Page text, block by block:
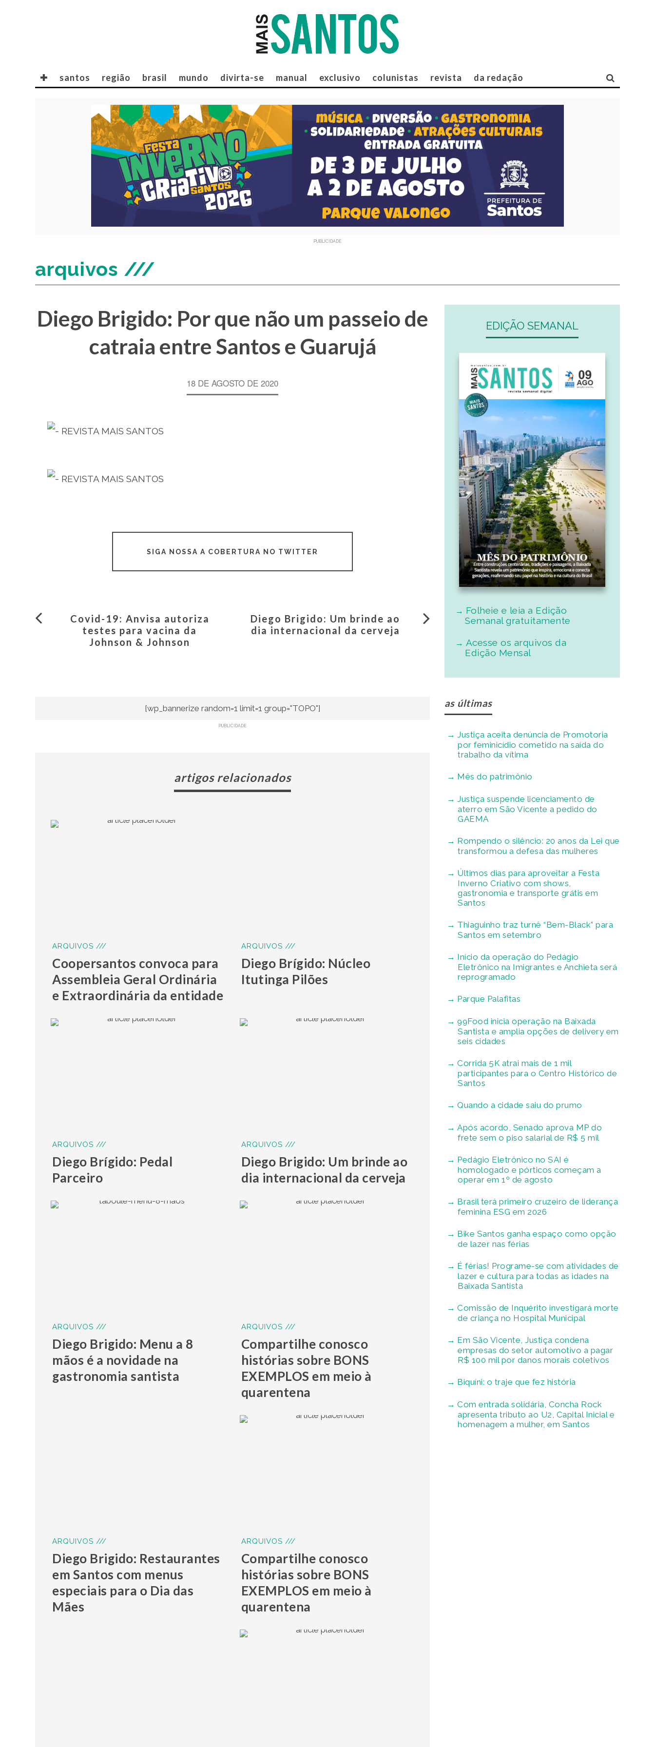
✚ santos região brasil mundo divirta-se manual exclusivo colunistas revista da redação
PUBLICIDADE
arquivos ///
Diego Brigido: Por que não um passeio de
catraia entre Santos e Guarujá
18 DE AGOSTO DE 2020
SIGA NOSSA A COBERTURA NO TWITTER
Covid-19: Anvisa autoriza
testes para vacina da
Johnson & Johnson
Diego Brigido: Um brinde ao
dia internacional da cerveja
[wp_bannerize random=1 limit=1 group="TOPO"]
PUBLICIDADE
artigos relacionados
ARQUIVOS ///
Coopersantos convoca para
Assembleia Geral Ordinária
e Extraordinária da entidade
ARQUIVOS ///
Diego Brígido: Núcleo
Itutinga Pilões
ARQUIVOS ///
Diego Brígido: Pedal
Parceiro
ARQUIVOS ///
Diego Brigido: Um brinde ao
dia internacional da cerveja
ARQUIVOS ///
Diego Brigido: Menu a 8
mãos é a novidade na
gastronomia santista
ARQUIVOS ///
Compartilhe conosco
histórias sobre BONS
EXEMPLOS em meio à
quarentena
ARQUIVOS ///
Diego Brigido: Restaurantes
em Santos com menus
especiais para o Dia das
Mães
ARQUIVOS ///
Compartilhe conosco
histórias sobre BONS
EXEMPLOS em meio à
quarentena
EDIÇÃO SEMANAL
Folheie e leia a Edição
Semanal gratuitamente
Acesse os arquivos da
Edição Mensal
as últimas
Justiça aceita denúncia de Promotoria
por feminicídio cometido na saída do
trabalho da vítima
Mês do patrimônio
Justiça suspende licenciamento de
aterro em São Vicente a pedido do
GAEMA
Rompendo o silêncio: 20 anos da Lei que
transformou a defesa das mulheres
Últimos dias para aproveitar a Festa
Inverno Criativo com shows,
gastronomia e transporte grátis em
Santos
Thiaguinho traz turnê “Bem-Black” para
Santos em setembro
Início da operação do Pedágio
Eletrônico na Imigrantes e Anchieta será
reprogramado
Parque Palafitas
99Food inicia operação na Baixada
Santista e amplia opções de delivery em
seis cidades
Corrida 5K atrai mais de 1 mil
participantes para o Centro Histórico de
Santos
Quando a cidade saiu do prumo
Após acordo, Senado aprova MP do
frete sem o piso salarial de R$ 5 mil
Pedágio Eletrônico no SAI é
homologado e pórticos começam a
operar em 1º de agosto
Brasil terá primeiro cruzeiro de liderança
feminina ESG em 2026
Bike Santos ganha espaço como opção
de lazer nas férias
É férias! Programe-se com atividades de
lazer e cultura para todas as idades na
Baixada Santista
Comissão de Inquérito investigará morte
de criança no Hospital Municipal
Em São Vicente, Justiça condena
empresas do setor automotivo a pagar
R$ 100 mil por danos morais coletivos
Biquíni: o traje que fez história
Com entrada solidária, Concha Rock
apresenta tributo ao U2, Capital Inicial e
homenagem a mulher, em Santos